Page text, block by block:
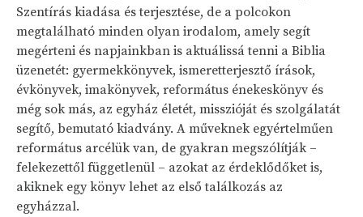
Szentírás kiadása és terjesztése, de a polcokon
megtalálható minden olyan irodalom, amely segít
megérteni és napjainkban is aktuálissá tenni a Biblia
üzenetét: gyermekkönyvek, ismeretterjesztő írások,
évkönyvek, imakönyvek, református énekeskönyv és
még sok más, az egyház életét, misszióját és szolgálatát
segítő, bemutató kiadvány. A műveknek egyértelműen
református arcélük van, de gyakran megszólítják –
felekezettől függetlenül – azokat az érdeklődőket is,
akiknek egy könyv lehet az első találkozás az
egyházzal.